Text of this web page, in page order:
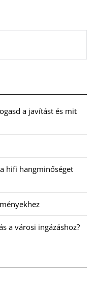
a javítást és mit
hifi hangminőséget
a városi ingázáshoz?